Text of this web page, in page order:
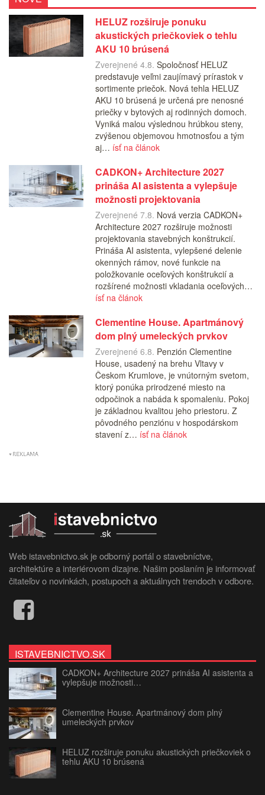
HELUZ rozširuje ponuku
akustických priečkoviek o tehlu
AKU 10 brúsená
Zverejnené 4.8. Spoločnosť HELUZ
predstavuje veľmi zaujímavý prírastok v
sortimente priečok. Nová tehla HELUZ
AKU 10 brúsená je určená pre nenosné
priečky v bytových aj rodinných domoch.
Vyniká malou výslednou hrúbkou steny,
zvýšenou objemovou hmotnosťou a tým
aj… ísť na článok
CADKON+ Architecture 2027
prináša AI asistenta a vylepšuje
možnosti projektovania
Zverejnené 7.8. Nová verzia CADKON+
Architecture 2027 rozširuje možnosti
projektovania stavebných konštrukcií.
Prináša AI asistenta, vylepšené delenie
okenných rámov, nové funkcie na
položkovanie oceľových konštrukcií a
rozšírené možnosti vkladania oceľových…
ísť na článok
Clementine House. Apartmánový
dom plný umeleckých prvkov
Zverejnené 6.8. Penzión Clementine
House, usadený na brehu Vltavy v
Českom Krumlove, je vnútorným svetom,
ktorý ponúka prirodzené miesto na
odpočinok a nabáda k spomaleniu. Pokoj
je základnou kvalitou jeho priestoru. Z
pôvodného penziónu v hospodárskom
stavení z… ísť na článok
Web istavebnictvo.sk je odborný portál o stavebníctve,
architektúre a interiérovom dizajne. Našim poslaním je informovať
čitateľov o novinkách, postupoch a aktuálnych trendoch v odbore.
ISTAVEBNICTVO.SK
CADKON+ Architecture 2027 prináša AI asistenta a
vylepšuje možnosti…
Clementine House. Apartmánový dom plný
umeleckých prvkov
HELUZ rozširuje ponuku akustických priečkoviek o
tehlu AKU 10 brúsená